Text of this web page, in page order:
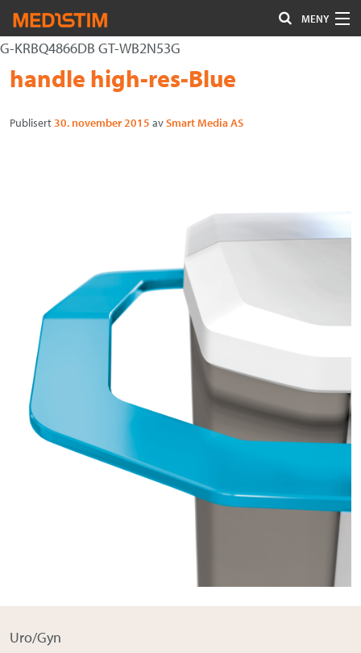
G-KRBQ4866DB GT-WB2N53G
MENY
Hjerte-Kar
Nevrokirurgi
Uro/Gyn
Kompresjon / Arr
Kontakt oss
Om Medistim
About Medistim
Leverandører
Gå
innholdet
Forstørre
handle high-res-Blue
Publisert30. november 2015 avSmart Media AS
Uro/Gyn